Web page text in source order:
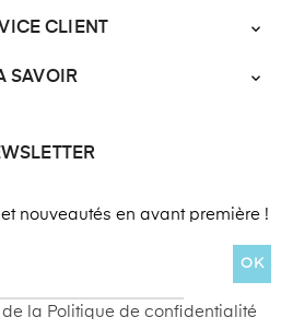
CLIENT 
SAVOIR 
nouveautés en avant première !
OK
la Politique de confidentialité